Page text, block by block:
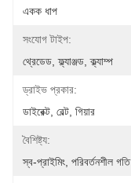
একক ধাপ
সংযোগ টাইপ:
থ্রেডেড, ফ্ল্যাঞ্জড, ক্ল্যাম্প
ড্রাইভ প্রকার:
ডাইরেক্ট, বেল্ট, গিয়ার
বৈশিষ্ট্য:
স্ব-প্রাইমিং, পরিবর্তনশীল গতি